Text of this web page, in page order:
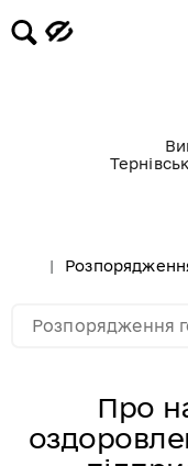
Про
Розпорядження